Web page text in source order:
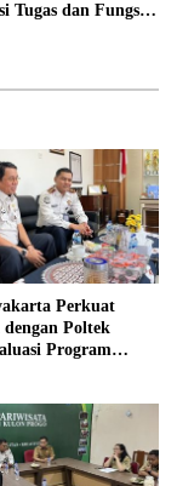
Tugas dan Fungsi
Perkuat
Poltek
Program